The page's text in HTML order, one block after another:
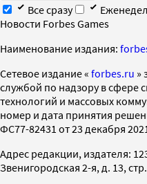
Все сразу
Новости Forbes Games
Наименование издания:
Cетевое издание « forbes.ru »
службой по надзору в сфере
технологий и массовых
номер и дата принятия
ФС77-82431 от 23 декабря
Адрес редакции, издателя:
Звенигородская 2-я, д. 13,